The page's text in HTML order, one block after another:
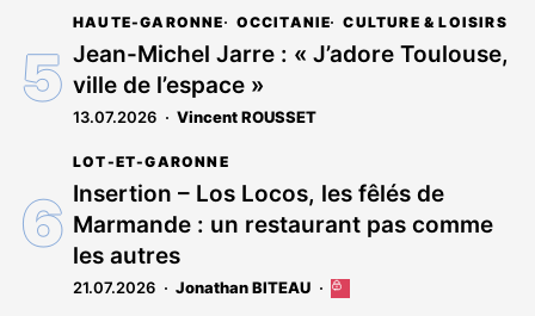
HAUTE-GARONNE OCCITANIE CULTURE & LOISIRS
Jean-Michel Jarre : « J’adore Toulouse,
ville de l’espace »
13.07.2026 Vincent ROUSSET
LOT-ET-GARONNE
Insertion – Los Locos, les fêlés de
Marmande : un restaurant pas comme
les autres
21.07.2026 Jonathan BITEAU
Cet